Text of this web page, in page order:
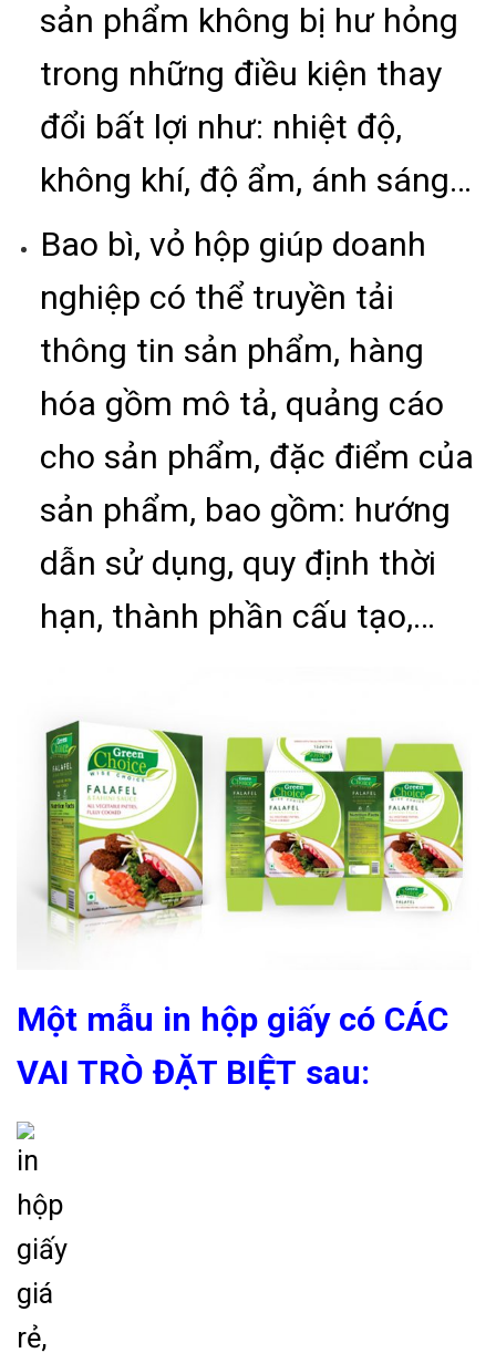
sản phẩm không bị hư hỏng
trong những điều kiện thay
đổi bất lợi như: nhiệt độ,
không khí, độ ẩm, ánh sáng…
Bao bì, vỏ hộp giúp doanh
nghiệp có thể truyền tải
thông tin sản phẩm, hàng
hóa gồm mô tả, quảng cáo
cho sản phẩm, đặc điểm của
sản phẩm, bao gồm: hướng
dẫn sử dụng, quy định thời
hạn, thành phần cấu tạo,…
Một mẫu in hộp giấy có CÁC
VAI TRÒ ĐẶT BIỆT sau: